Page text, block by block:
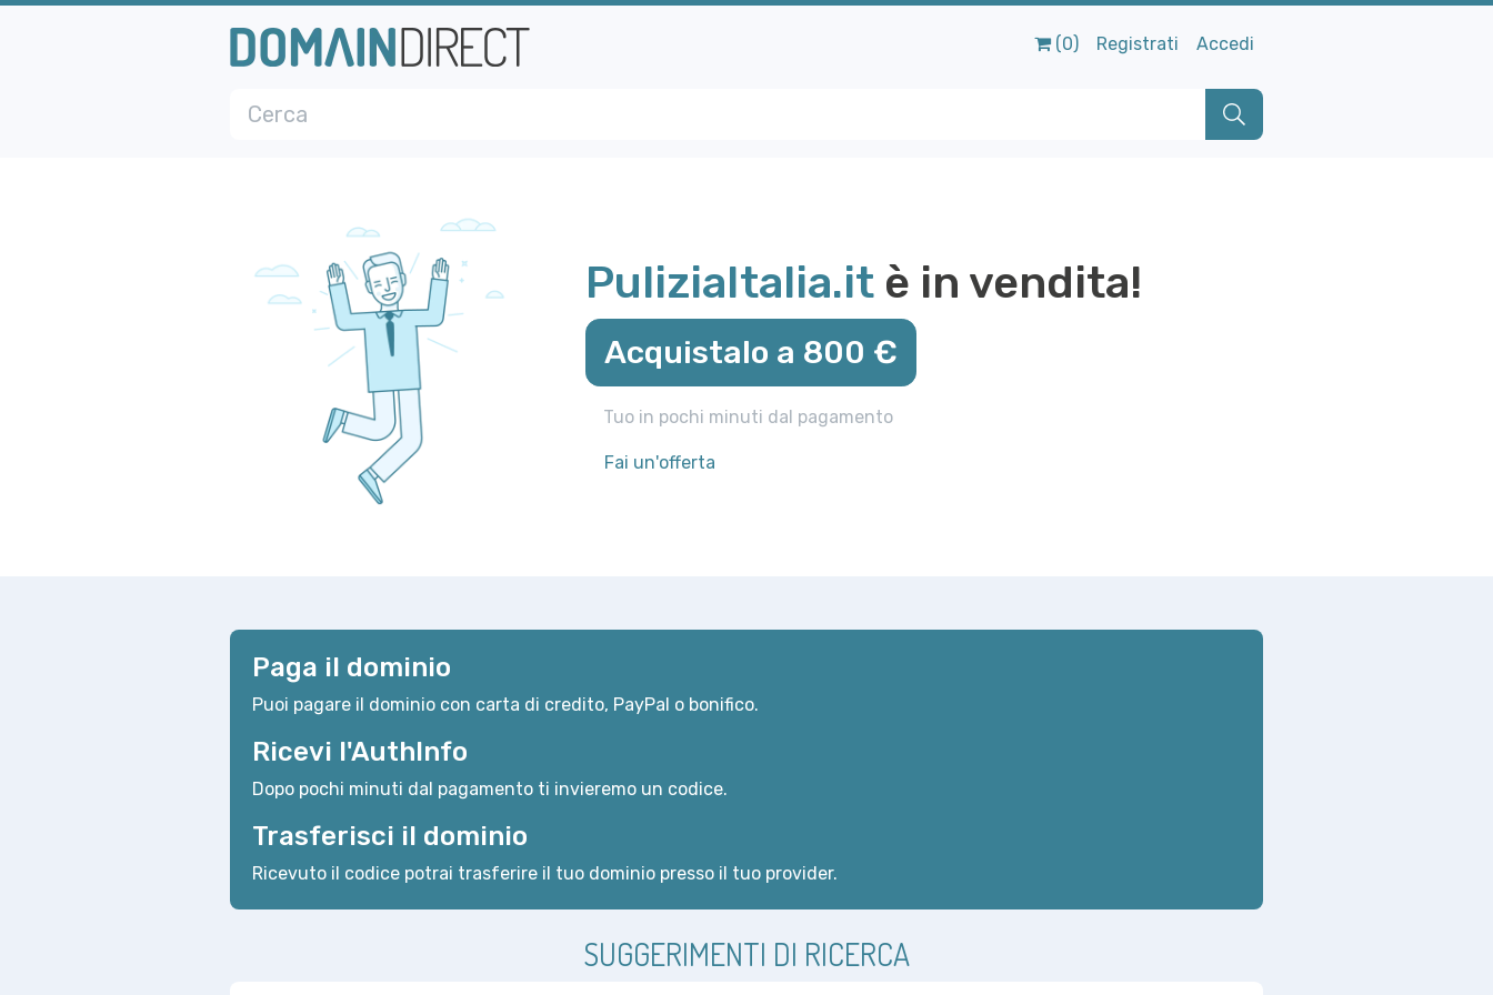
(0) Registrati Accedi
PuliziaItalia.itè in vendita!
Acquistalo a 800 €
Tuo in pochi minuti dal pagamento
Fai un'offerta
Paga il dominio
Puoi pagare il dominio con carta di credito, PayPal o bonifico.
Ricevi l'AuthInfo
Dopo pochi minuti dal pagamento ti invieremo un codice.
Trasferisci il dominio
Ricevuto il codice potrai trasferire il tuo dominio presso il tuo provider.
SUGGERIMENTI DI RICERCA